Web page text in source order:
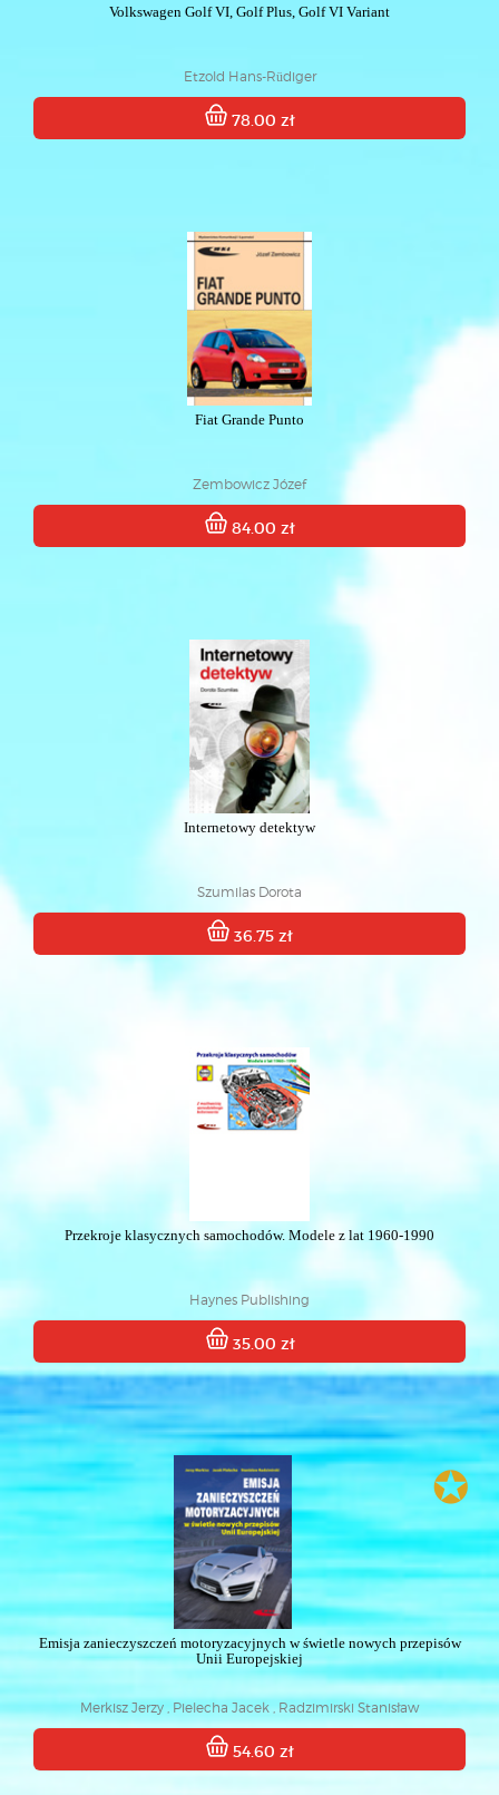
Volkswagen Golf VI, Golf Plus, Golf VI Variant
Etzold Hans-Rüdiger
78.00 zł
Fiat Grande Punto
Zembowicz Józef
84.00 zł
Internetowy detektyw
Szumilas Dorota
36.75 zł
Przekroje klasycznych samochodów. Modele z lat 1960-1990
Haynes Publishing
35.00 zł
✪
Emisja zanieczyszczeń motoryzacyjnych w świetle nowych przepisów
Unii Europejskiej
Merkisz Jerzy , Pielecha Jacek , Radzimirski Stanisław
54.60 zł